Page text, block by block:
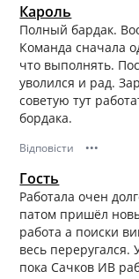
Кароль
Полный бардак.
Команда сначала
что выполнять.
уволился и рад.
советую тут
бордака.
Відповісти •••
Гость
Работала очен
патом пришёл
работа а поиски
весь
пока Сачков ИВ